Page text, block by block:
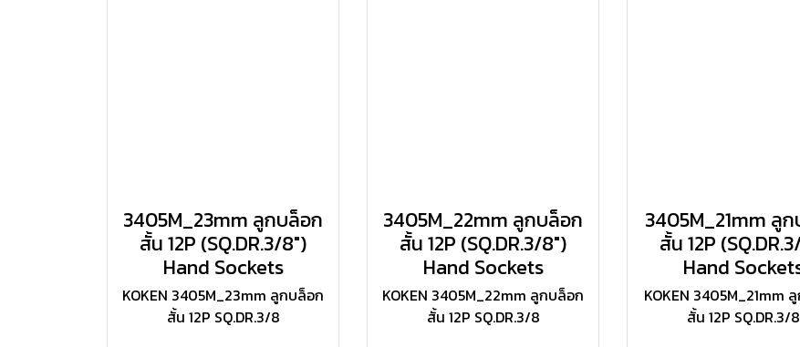
3405M_23mm ลูกบล็อก
สั้น 12P (SQ.DR.3/8")
Hand Sockets
KOKEN 3405M_23mm ลูกบล็อก
สั้น 12P SQ.DR.3/8
3405M_22mm ลูกบล็อก
สั้น 12P (SQ.DR.3/8")
Hand Sockets
KOKEN 3405M_22mm ลูกบล็อก
สั้น 12P SQ.DR.3/8
3405M_21mm ลู
สั้น 12P
Hand
KOKEN 3405M_21mm
สั้น 12P SQ.DR.3/8